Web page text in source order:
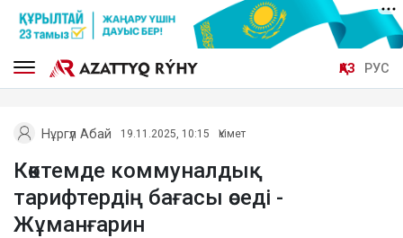
ҚАЗ РУС
Нұргүл Абай 19.11.2025, 10:15 Үкімет
Көктемде коммуналдық
тарифтердің бағасы өседі -
Жұманғарин